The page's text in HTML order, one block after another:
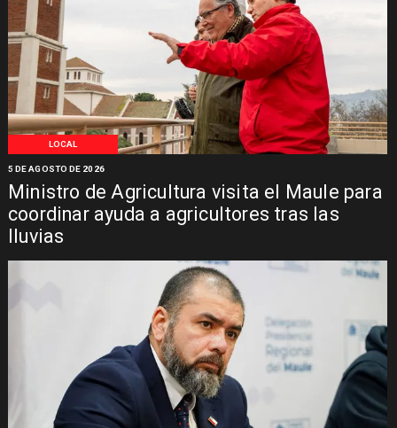
LOCAL
Ministro de Agricultura visita el Maule para
coordinar ayuda a agricultores tras las
lluvias
5 DE AGOSTO DE 2026